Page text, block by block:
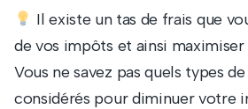
Il existe un tas de frais que
de vos impôts et ainsi
Vous ne savez pas quels types
considérés pour diminuer votre